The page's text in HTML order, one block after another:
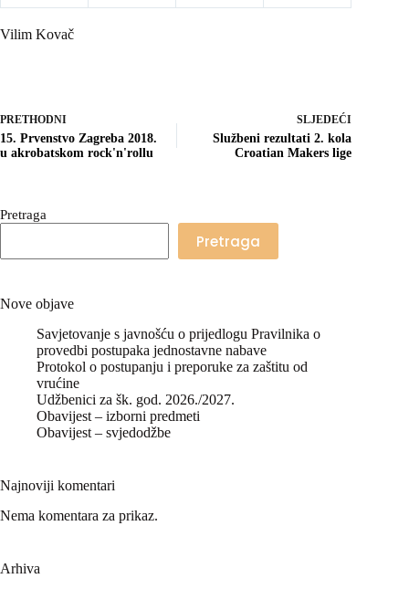
Vilim Kovač
PRETHODNI
15. Prvenstvo Zagreba 2018.
u akrobatskom rock'n'rollu
SLJEDEĆI
Službeni rezultati 2. kola
Croatian Makers lige
Pretraga
Pretraga
Nove objave
Savjetovanje s javnošću o prijedlogu Pravilnika o
provedbi postupaka jednostavne nabave
Protokol o postupanju i preporuke za zaštitu od
vrućine
Udžbenici za šk. god. 2026./2027.
Obavijest – izborni predmeti
Obavijest – svjedodžbe
Najnoviji komentari
Nema komentara za prikaz.
Arhiva